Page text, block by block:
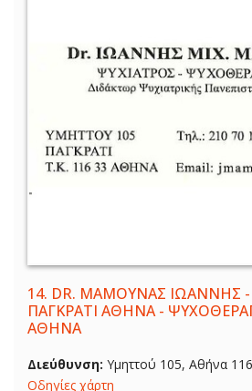
14. DR. ΜΑΜΟΥΝΑΣ ΙΩΑΝΝΗΣ -
ΠΑΓΚΡΑΤΙ ΑΘΗΝΑ -
ΑΘΗΝΑ
Διεύθυνση: Υμηττού 105, Αθήνα 116
Οδηγίες χάρτη